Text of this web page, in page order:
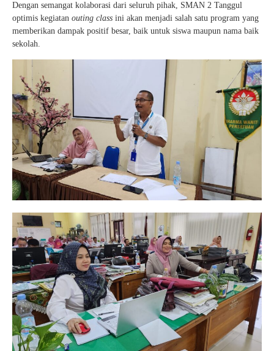
Dengan semangat kolaborasi dari seluruh pihak, SMAN 2 Tanggul
optimis kegiatan outing class ini akan menjadi salah satu program yang
memberikan dampak positif besar, baik untuk siswa maupun nama baik
sekolah.